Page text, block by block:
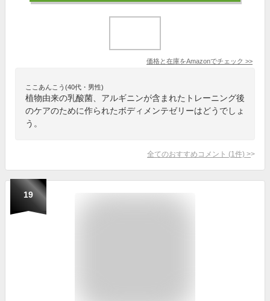
価格と在庫をAmazonでチェック >>
ここあんこう(40代・男性)
植物由来の乳酸菌、アルギニンが含まれたトレーニング後
のケアのために作られたボディメンテゼリーはどうでしょ
う。
全てのおすすめコメント (1 件) >
19